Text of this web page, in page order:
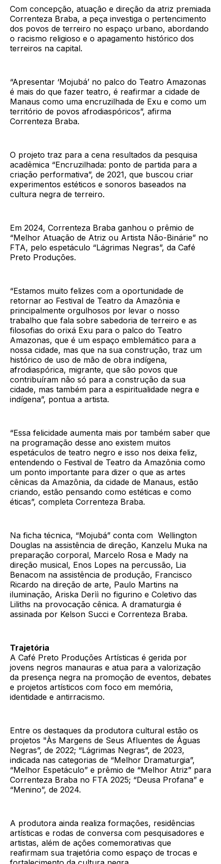
Com concepção, atuação e direção da atriz premiada
Correnteza Braba, a peça investiga o pertencimento
dos povos de terreiro no espaço urbano, abordando
o racismo religioso e o apagamento histórico dos
terreiros na capital.
“Apresentar ‘Mojubá’ no palco do Teatro Amazonas
é mais do que fazer teatro, é reafirmar a cidade de
Manaus como uma encruzilhada de Exu e como um
território de povos afrodiaspóricos”, afirma
Correnteza Braba.
O projeto traz para a cena resultados da pesquisa
acadêmica “Encruzilhada: ponto de partida para a
criação performativa”, de 2021, que buscou criar
experimentos estéticos e sonoros baseados na
cultura negra de terreiro.
Em 2024, Correnteza Braba ganhou o prêmio de
“Melhor Atuação de Atriz ou Artista Não-Binárie” no
FTA, pelo espetáculo “Lágrimas Negras”, da Café
Preto Produções.
“Estamos muito felizes com a oportunidade de
retornar ao Festival de Teatro da Amazônia e
principalmente orgulhosos por levar o nosso
trabalho que fala sobre sabedoria de terreiro e as
filosofias do orixá Exu para o palco do Teatro
Amazonas, que é um espaço emblemático para a
nossa cidade, mas que na sua construção, traz um
histórico de uso de mão de obra indígena,
afrodiaspórica, migrante, que são povos que
contribuíram não só para a construção da sua
cidade, mas também para a espiritualidade negra e
indígena”, pontua a artista.
“Essa felicidade aumenta mais por também saber que
na programação desse ano existem muitos
espetáculos de teatro negro e isso nos deixa feliz,
entendendo o Festival de Teatro da Amazônia como
um ponto importante para dizer o que as artes
cênicas da Amazônia, da cidade de Manaus, estão
criando, estão pensando como estéticas e como
éticas”, completa Correnteza Braba.
Na ficha técnica, “Mojubá” conta com Wellington
Douglas na assistência de direção, Kanzelu Muka na
preparação corporal, Marcelo Rosa e Mady na
direção musical, Enos Lopes na percussão, Lia
Benacom na assistência de produção, Francisco
Ricardo na direção de arte, Paulo Martins na
iluminação, Ariska Derìì no figurino e Coletivo das
Liliths na provocação cênica. A dramaturgia é
assinada por Kelson Succi e Correnteza Braba.
Trajetória
A Café Preto Produções Artísticas é gerida por
jovens negros manauras e atua para a valorização
da presença negra na promoção de eventos, debates
e projetos artísticos com foco em memória,
identidade e antirracismo.
Entre os destaques da produtora cultural estão os
projetos "Às Margens de Seus Afluentes de Águas
Negras”, de 2022; “Lágrimas Negras”, de 2023,
indicada nas categorias de “Melhor Dramaturgia”,
“Melhor Espetáculo” e prêmio de “Melhor Atriz” para
Correnteza Braba no FTA 2025; “Deusa Profana” e
“Menino”, de 2024.
A produtora ainda realiza formações, residências
artísticas e rodas de conversa com pesquisadores e
artistas, além de ações comemorativas que
reafirmam sua trajetória como espaço de trocas e